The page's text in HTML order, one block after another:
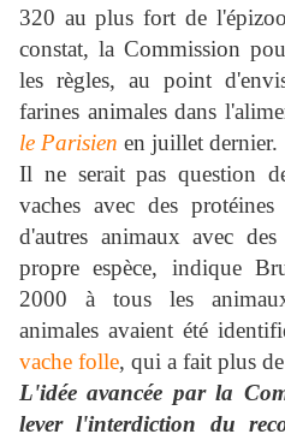
320 au plus fort de
constat, la Commission
les règles, au point
farines animales dans
le Parisien en juillet dernier.
Il ne serait pas question
vaches avec des
d'autres animaux avec
propre espèce, indique
2000 à tous les
animales avaient été
vache folle, qui a fait plus
L'idée avancée par la
lever l'interdiction du